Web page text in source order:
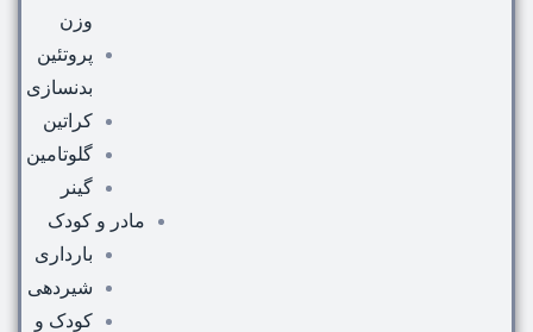
وزن
پروتئین
بدنسازی
کراتین
گلوتامین
گینر
مادر و کودک
بارداری
شیردهی
کودک و